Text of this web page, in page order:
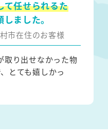
て任せられるた
ました。
市在住のお客様
取り出せなかった物
とても嬉しかっ